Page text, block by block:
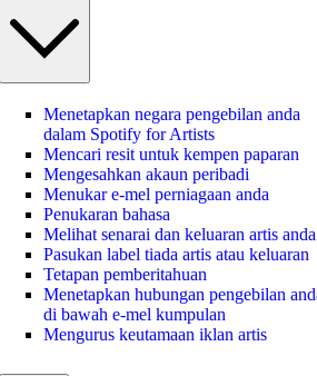
Menetapkan negara pengebilan anda
dalam Spotify for Artists
Mencari resit untuk kempen paparan
Mengesahkan akaun peribadi
Menukar e-mel perniagaan anda
Penukaran bahasa
Melihat senarai dan keluaran artis anda
Pasukan label tiada artis atau keluaran
Tetapan pemberitahuan
Menetapkan hubungan pengebilan
di bawah e-mel kumpulan
Mengurus keutamaan iklan artis